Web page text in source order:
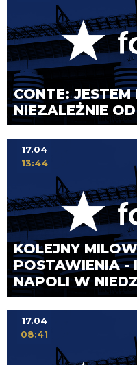
CONTE: JESTEM
NIEZALEŻNIE
KOLEJNY
POSTAWIENIA -
NAPOLI W
17.04
13:44
17.04
08:41